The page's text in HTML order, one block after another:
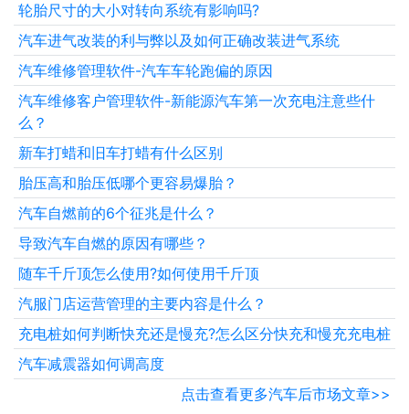
轮胎尺寸的大小对转向系统有影响吗?
汽车进气改装的利与弊以及如何正确改装进气系统
汽车维修管理软件-汽车车轮跑偏的原因
汽车维修客户管理软件-新能源汽车第一次充电注意些什
么？
新车打蜡和旧车打蜡有什么区别
胎压高和胎压低哪个更容易爆胎？
汽车自燃前的6个征兆是什么？
导致汽车自燃的原因有哪些？
随车千斤顶怎么使用?如何使用千斤顶
汽服门店运营管理的主要内容是什么？
充电桩如何判断快充还是慢充?怎么区分快充和慢充充电桩
汽车减震器如何调高度
点击查看更多汽车后市场文章>>